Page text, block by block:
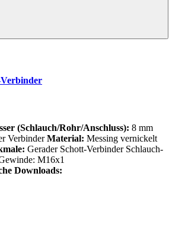
(Schlauch/Rohr/Anschluss): 8 mm
VerbinderMaterial: Messing vernickelt
Gerader Schott-Verbinder Schlauch-
M16x1
Downloads: